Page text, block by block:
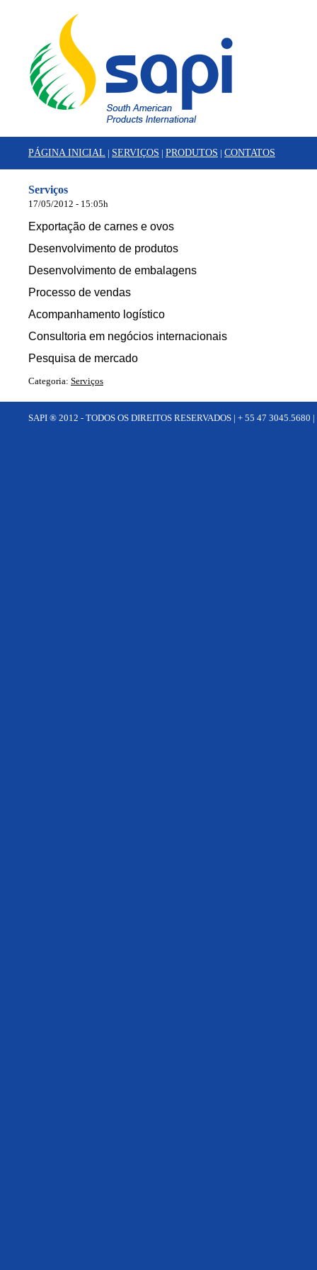
PÁGINA INICIAL | SERVIÇOS | PRODUTOS | CONTATOS
Serviços
17/05/2012 - 15:05h
Exportação de carnes e ovos
Desenvolvimento de produtos
Desenvolvimento de embalagens
Processo de vendas
Acompanhamento logí­stico
Consultoria em negócios internacionais
Pesquisa de mercado
Categoria: Serviços
SAPI ® 2012 - TODOS OS DIREITOS RESERVADOS | + 55 47 3045.5680 |